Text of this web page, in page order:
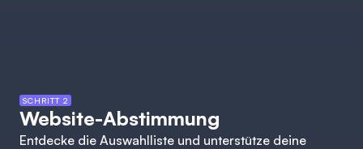
SCHRITT 2
Website-Abstimmung
Entdecke die Auswahlliste und unterstütze deine